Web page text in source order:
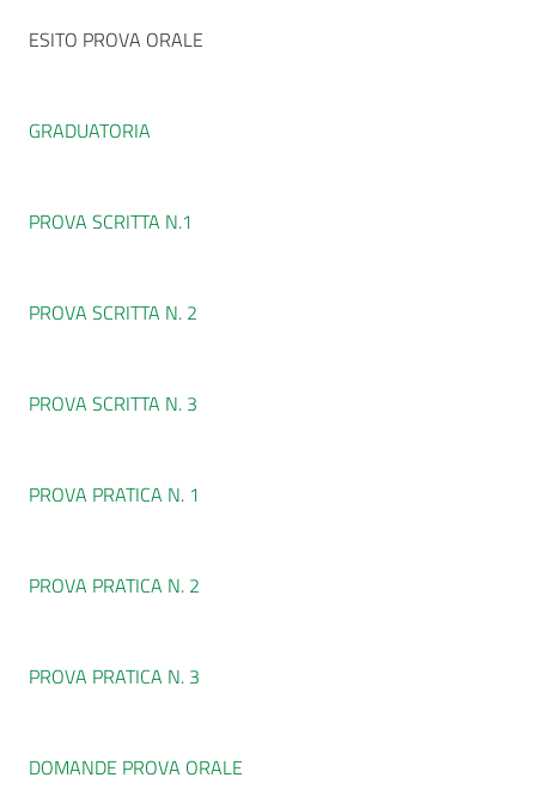
ESITO PROVA ORALE
GRADUATORIA
PROVA SCRITTA N.1
PROVA SCRITTA N. 2
PROVA SCRITTA N. 3
PROVA PRATICA N. 1
PROVA PRATICA N. 2
PROVA PRATICA N. 3
DOMANDE PROVA ORALE